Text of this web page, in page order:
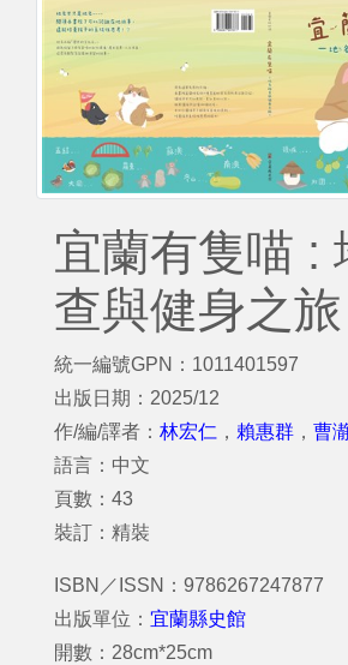
宜蘭有隻喵 :
查與健身之旅
統一編號GPN：1011401597
出版日期：2025/12
作/編/譯者： 林宏仁 ， 賴惠群 ， 曹
語言：中文
頁數：43
裝訂：精裝
ISBN／ISSN：9786267247877
出版單位： 宜蘭縣史館
開數：28cm*25cm